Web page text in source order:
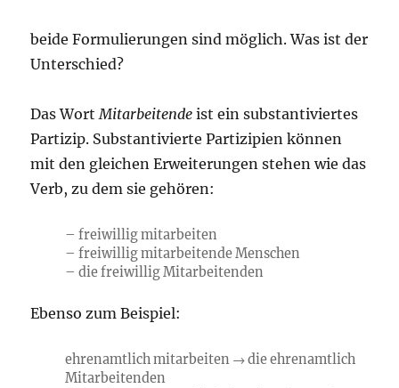
beide Formulierungen sind möglich. Was ist der
Unterschied?
Das WortMitarbeitende ist ein substantiviertes
Partizip. Substantivierte Partizipien können
mit den gleichen Erweiterungen stehen wie das
Verb, zu dem sie gehören:
– freiwillig mitarbeiten
– freiwillig mitarbeitende Menschen
– die freiwillig Mitarbeitenden
Ebenso zum Beispiel:
ehrenamtlich mitarbeiten → die ehrenamtlich
Mitarbeitenden